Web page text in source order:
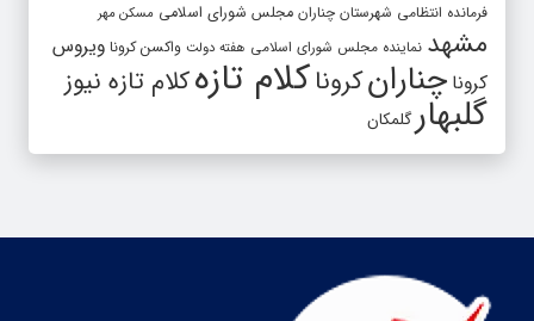
فرمانده انتظامی شهرستان چناران مجلس شورای اسلامی مسکن مهر
مشهد نماینده مجلس شورای اسلامی هفته دولت واکسن کرونا ویروس
کرونا چنارانکروناکلام تازهکلام تازه نیوز
گلبهارگلمکان